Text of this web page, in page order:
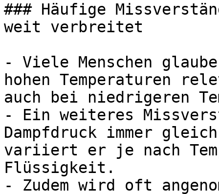
### Häufige
weit verbreitet
- Viele Menschen
hohen Temperaturen
auch bei niedrigeren
- Ein weiteres
Dampfdruck immer
variiert er je nach
Flüssigkeit.
- Zudem wird oft